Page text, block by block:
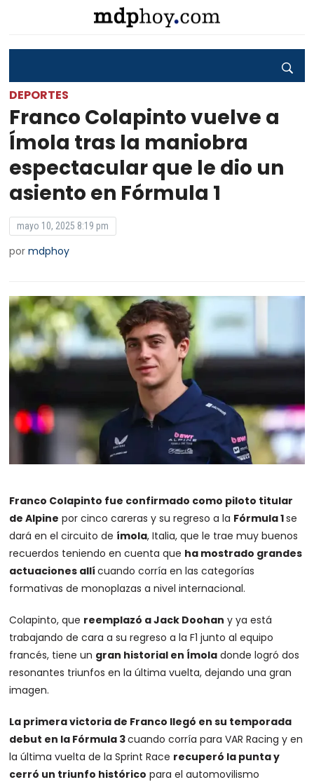
DEPORTES
Franco Colapinto vuelve a
Ímola tras la maniobra
espectacular que le dio un
asiento en Fórmula 1
mayo 10, 2025 8:19 pm
pormdphoy
Franco Colapinto fue confirmado como piloto titular
de Alpine por cinco careras y su regreso a la Fórmula 1se
dará en el circuito de ímola, Italia, que le trae muy buenos
recuerdos teniendo en cuenta que ha mostrado grandes
actuaciones allícuando corría en las categorías
formativas de monoplazas a nivel internacional.
Colapinto, que reemplazó a Jack Doohan y ya está
trabajando de cara a su regreso a la F1 junto al equipo
francés, tiene un gran historial en Ímola donde logró dos
resonantes triunfos en la última vuelta, dejando una gran
imagen.
La primera victoria de Franco llegó en su temporada
debut en la Fórmula 3cuando corría para VAR Racing y en
la última vuelta de la Sprint Race recuperó la punta y
cerró un triunfo histórico para el automovilismo